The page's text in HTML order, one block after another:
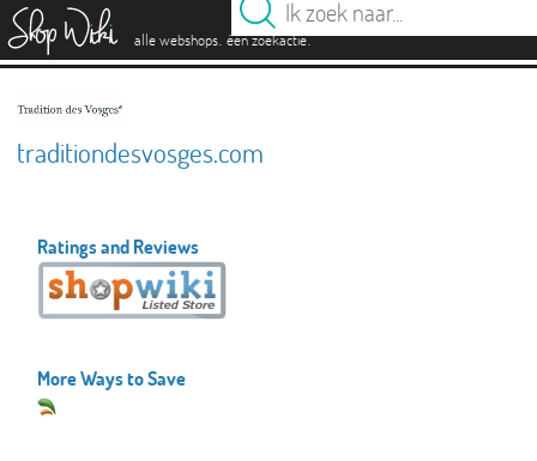
alle webshops. één zoekactie.
traditiondesvosges.com
Ratings and Reviews
More Ways to Save